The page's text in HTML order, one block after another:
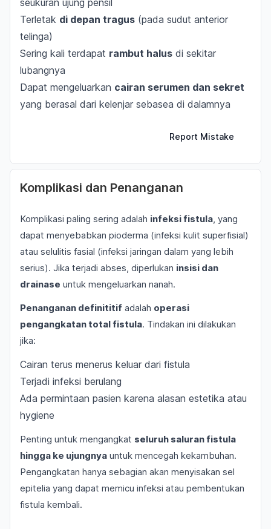
seukuran ujung pensil
Terletak di depan tragus (pada sudut anterior
telinga)
Sering kali terdapat rambut halus di sekitar
lubangnya
Dapat mengeluarkan cairan serumen dan sekret
yang berasal dari kelenjar sebasea di dalamnya
Report Mistake
Komplikasi dan Penanganan
Komplikasi paling sering adalah infeksi fistula, yang
dapat menyebabkan pioderma (infeksi kulit superfisial)
atau selulitis fasial (infeksi jaringan dalam yang lebih
serius). Jika terjadi abses, diperlukan insisi dan
drainase untuk mengeluarkan nanah.
Penanganan definititif adalah operasi
pengangkatan total fistula. Tindakan ini dilakukan
jika:
Cairan terus menerus keluar dari fistula
Terjadi infeksi berulang
Ada permintaan pasien karena alasan estetika atau
hygiene
Penting untuk mengangkat seluruh saluran fistula
hingga ke ujungnya untuk mencegah kekambuhan.
Pengangkatan hanya sebagian akan menyisakan sel
epitelia yang dapat memicu infeksi atau pembentukan
fistula kembali.